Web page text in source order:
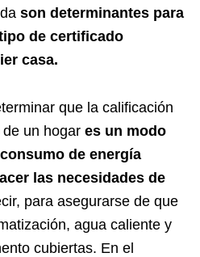
son determinantes para
de certificado
casa.
que la calificación
un hogar es un modo
de energía
las necesidades de
para asegurarse de que
agua caliente y
cubiertas. En el